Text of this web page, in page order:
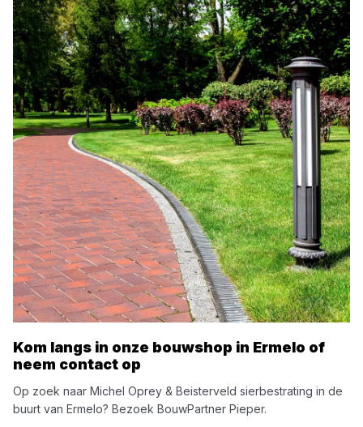
Kom langs in onze bouwshop in Ermelo of
neem contact op
Op zoek naar Michel Oprey & Beisterveld sierbestrating in de
buurt van Ermelo? Bezoek BouwPartner Pieper.